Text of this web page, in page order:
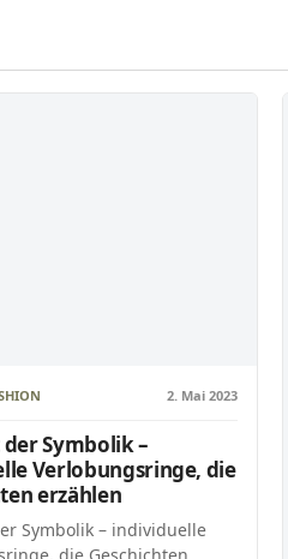
2. Mai 2023
Symbolik –
Verlobungsringe, die
erzählen
Symbolik – individuelle